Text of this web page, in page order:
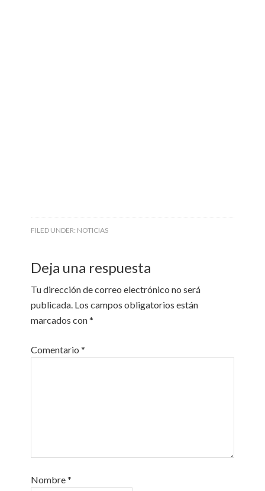
FILED UNDER: NOTICIAS
Deja una respuesta
Tu dirección de correo electrónico no será
publicada. Los campos obligatorios están
marcados con*
Comentario*
Nombre*